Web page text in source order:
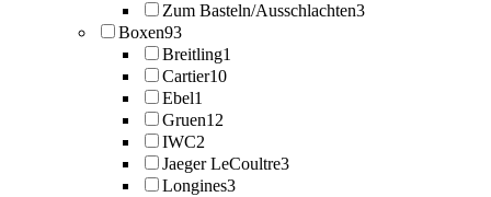
Zum Basteln/Ausschlachten3
Boxen93
Breitling1
Cartier10
Ebel1
Gruen12
IWC2
Jaeger LeCoultre3
Longines3